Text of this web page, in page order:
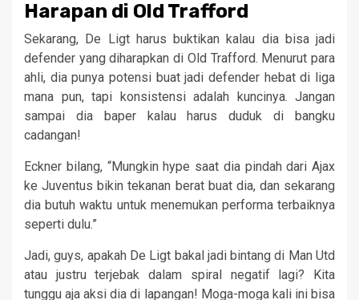
Harapan di Old Trafford
Sekarang, De Ligt harus buktikan kalau dia bisa jadi
defender yang diharapkan di Old Trafford. Menurut para
ahli, dia punya potensi buat jadi defender hebat di liga
mana pun, tapi konsistensi adalah kuncinya. Jangan
sampai dia baper kalau harus duduk di bangku
cadangan!
Eckner bilang, “Mungkin hype saat dia pindah dari Ajax
ke Juventus bikin tekanan berat buat dia, dan sekarang
dia butuh waktu untuk menemukan performa terbaiknya
seperti dulu.”
Jadi, guys, apakah De Ligt bakal jadi bintang di Man Utd
atau justru terjebak dalam spiral negatif lagi? Kita
tunggu aja aksi dia di lapangan! Moga-moga kali ini bisa